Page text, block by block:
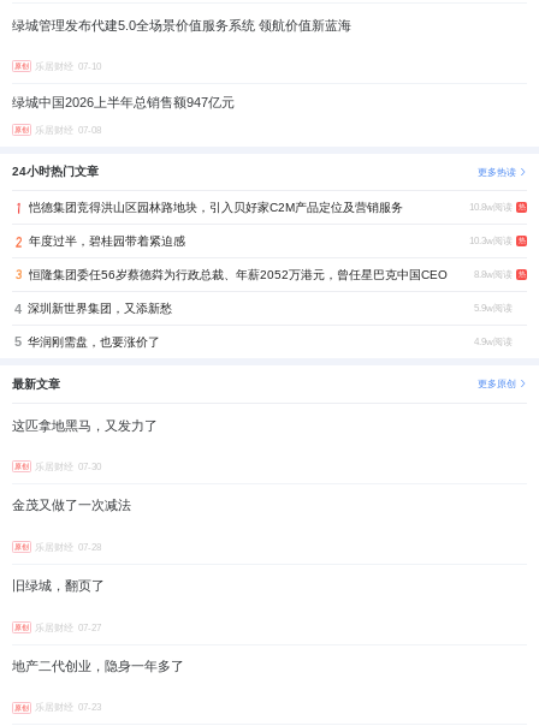
绿城管理发布代建5.0全场景价值服务系统 领航价值新蓝海
原创 乐居财经 07-10
绿城中国2026上半年总销售额947亿元
原创 乐居财经 07-08
24小时热门文章 更多热读
恺德集团竞得洪山区园林路地块，引入贝好家C2M产品定位及营销服务 10.8w阅读 热
年度过半，碧桂园带着紧迫感 10.3w阅读 热
恒隆集团委任56岁蔡德粦为行政总裁、年薪2052万港元，曾任星巴克中国CEO 8.8w阅读 热
4 深圳新世界集团，又添新愁 5.9w阅读
5 华润刚需盘，也要涨价了 4.9w阅读
最新文章 更多原创
这匹拿地黑马，又发力了
原创 乐居财经 07-30
金茂又做了一次减法
原创 乐居财经 07-28
旧绿城，翻页了
原创 乐居财经 07-27
地产二代创业，隐身一年多了
原创 乐居财经 07-23